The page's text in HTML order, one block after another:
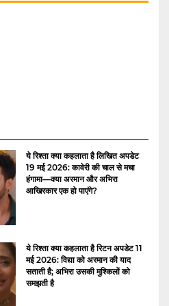
ये रिश्ता क्या कहलाता है लिखित अपडेट
19 मई 2026: कावेरी की चाल से मचा
हंगामा—क्या अरमान और अभिरा
आखिरकार एक हो पाएंगे?
ये रिश्ता क्या कहलाता है रिटन अपडेट 11
मई 2026: विद्या को अरमान की याद
सताती है; अभिरा उसकी मुश्किलों को
समझती है